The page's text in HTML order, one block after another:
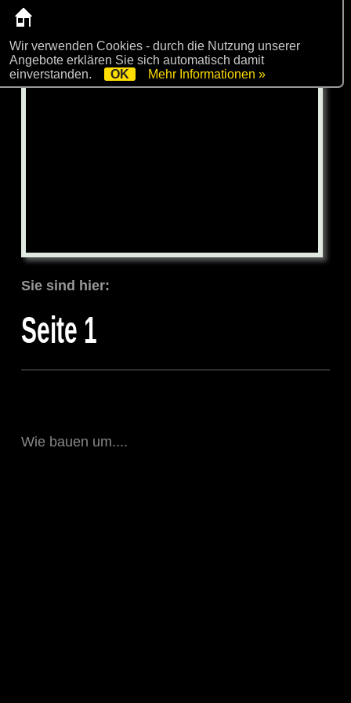
Sie sind hier:
Seite 1
Wie bauen um....
Wir verwenden Cookies - durch die Nutzung unserer
Angebote erklären Sie sich automatisch damit
einverstanden.
OK Mehr Informationen »